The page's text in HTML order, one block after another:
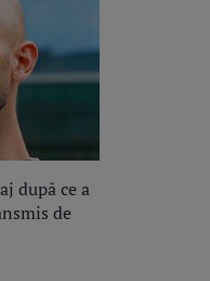
după ce a
de